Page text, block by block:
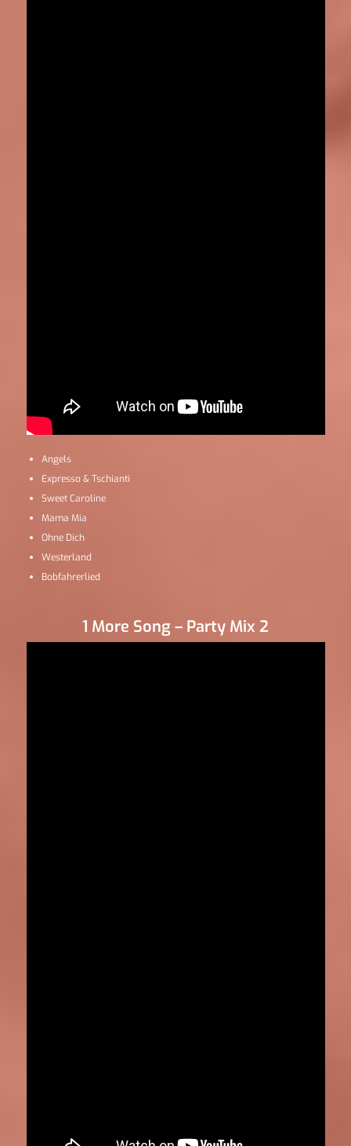
Angels
Expresso & Tschianti
Sweet Caroline
Mama Mia
Ohne Dich
Westerland
Bobfahrerlied
1 More Song – Party Mix 2